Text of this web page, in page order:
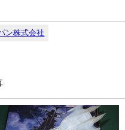
ン株式会社